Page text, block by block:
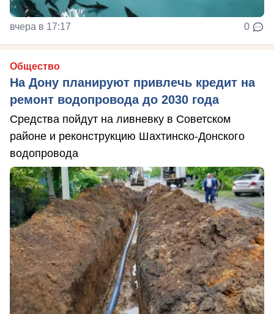
вчера в 17:17 0
Общество
На Дону планируют привлечь кредит на
ремонт водопровода до 2030 года
Средства пойдут на ливневку в Советском
районе и реконструкцию Шахтинско-Донского
водопровода